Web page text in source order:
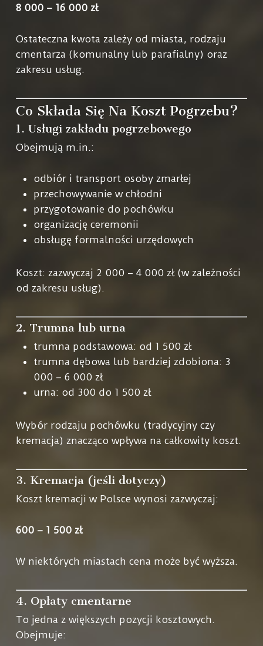
8 000 – 16 000 zł
Ostateczna kwota zależy od miasta, rodzaju
cmentarza (komunalny lub parafialny) oraz
zakresu usług.
Co Składa Się Na Koszt Pogrzebu?
1. Usługi zakładu pogrzebowego
Obejmują m.in.:
odbiór i transport osoby zmarłej
przechowywanie w chłodni
przygotowanie do pochówku
organizację ceremonii
obsługę formalności urzędowych
Koszt: zazwyczaj 2 000 – 4 000 zł (w zależności
od zakresu usług).
2. Trumna lub urna
trumna podstawowa: od 1 500 zł
trumna dębowa lub bardziej zdobiona: 3
000 – 6 000 zł
urna: od 300 do 1 500 zł
Wybór rodzaju pochówku (tradycyjny czy
kremacja) znacząco wpływa na całkowity koszt.
3. Kremacja (jeśli dotyczy)
Koszt kremacji w Polsce wynosi zazwyczaj:
600 – 1 500 zł
W niektórych miastach cena może być wyższa.
4. Opłaty cmentarne
To jedna z większych pozycji kosztowych.
Obejmuje: